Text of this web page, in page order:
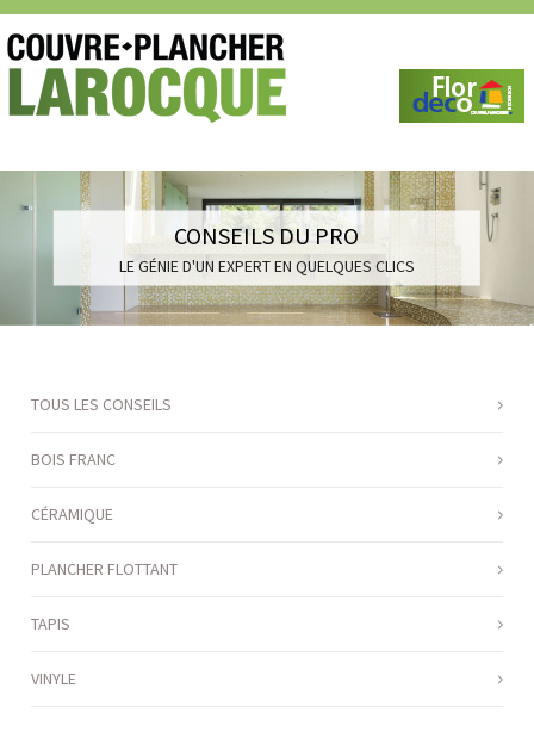
CONSEILS DU PRO
LE GÉNIE D'UN EXPERT EN QUELQUES CLICS
TOUS LES CONSEILS
BOIS FRANC
CÉRAMIQUE
PLANCHER FLOTTANT
TAPIS
VINYLE